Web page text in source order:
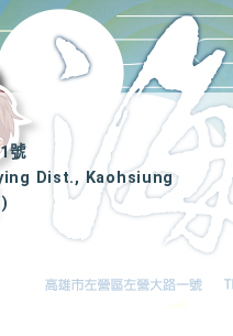
號
Dist., Kaohsiung